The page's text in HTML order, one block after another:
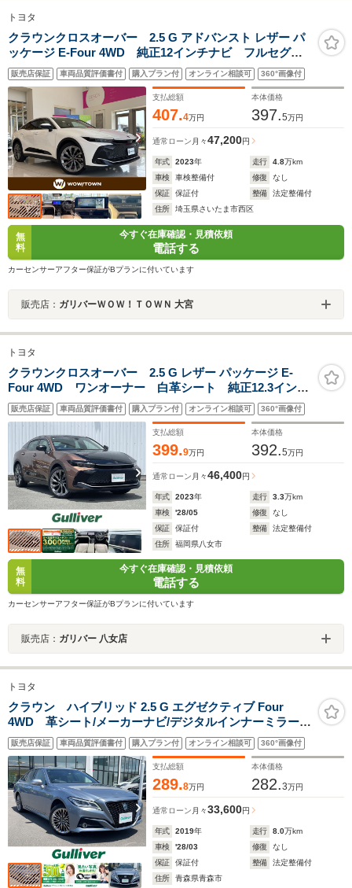
トヨタ
クラウンクロスオーバー 2.5 G アドバンスト レザー パ
ッケージ E-Four 4WD 純正12インチナビ フルセグ
Bluetooth 全方位カメラ トヨタセーフティセンス レ
ーダークルーズコントロール ETC シートメモリー
三眼LEDオートライト シートヒーター
販売店保証 車両品質評価書付 購入プラン付 オンライン相談可 360°画像付
支払総額
407.4万円
本体価格
397.5万円
通常ローン 月々47,200円
年式 2023年 走行 4.8万km
車検
車検整備付 修復
なし
保証
保証付 整備
法定整備付
住所
埼玉県さいたま市西区
無
料
今すぐ在庫確認・見積依頼
電話する
カーセンサーアフター保証がBプランに付いています
販売店： ガリバーＷＯＷ！ＴＯＷＮ 大宮
トヨタ
クラウンクロスオーバー 2.5 G レザー パッケージ E-
Four 4WD ワンオーナー 白革シート 純正12.3インチ
DAナビ 全周囲カメラ トヨタセーフティセンス フル
セグTV 前後ドラレコ 純正21AW シートヒーター
エアシート ステアリングヒーター レーダークルコン
販売店保証 車両品質評価書付 購入プラン付 オンライン相談可 360°画像付
支払総額
399.9万円
本体価格
392.5万円
通常ローン 月々46,400円
年式 2023年 走行 3.3万km
車検
'28/05 修復
なし
保証
保証付 整備
法定整備付
住所
福岡県八女市
無
料
今すぐ在庫確認・見積依頼
電話する
カーセンサーアフター保証がBプランに付いています
販売店： ガリバー 八女店
トヨタ
クラウン ハイブリッド 2.5 G エグゼクティブ Four
4WD 革シート/メーカーナビ/デジタルインナーミラー/
全方位カメラ/フルセグ/Bluetooth/プリクラッシュセーフ
ティ/レーンキープアシスト/レーダークルーズコントロー
ル
販売店保証 車両品質評価書付 購入プラン付 オンライン相談可 360°画像付
支払総額
289.8万円
本体価格
282.3万円
通常ローン 月々33,600円
年式 2019年 走行 8.0万km
車検
'28/03 修復
なし
保証
保証付 整備
法定整備付
住所
青森県青森市